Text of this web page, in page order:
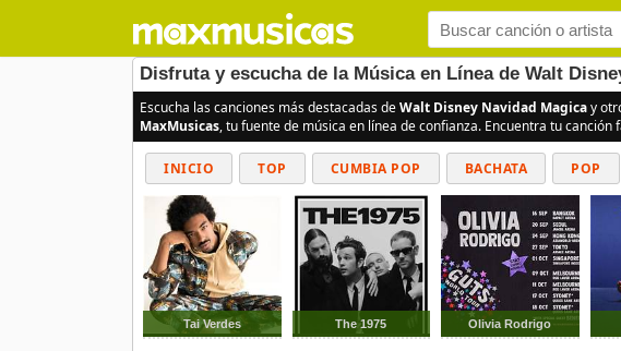
Disfruta y escucha de la Música en Línea de Walt
Escucha las canciones más destacadas deWalt Disney Navidad Magicay
MaxMusicas, tu fuente de música en línea de confianza. Encuentra tu
INICIO TOP CUMBIA POP BACHATA POP
Tai Verdes The 1975 Olivia Rodrigo